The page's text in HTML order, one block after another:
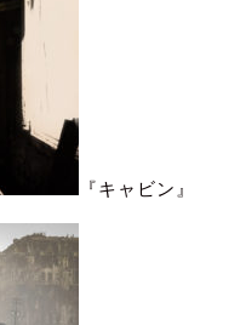
『キャビン』